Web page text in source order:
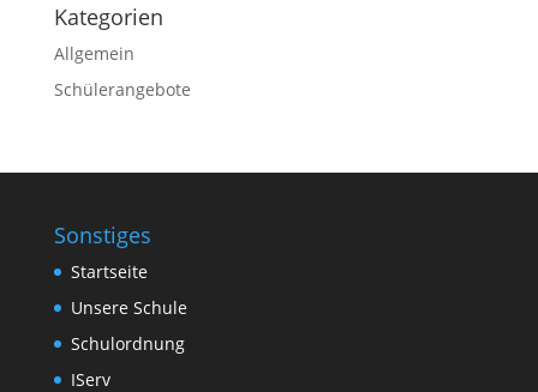
Kategorien
Allgemein
Schülerangebote
Sonstiges
Startseite
Unsere Schule
Schulordnung
IServ